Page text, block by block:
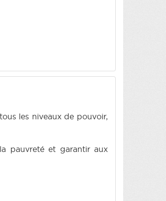
les niveaux de pouvoir,
pauvreté et garantir aux